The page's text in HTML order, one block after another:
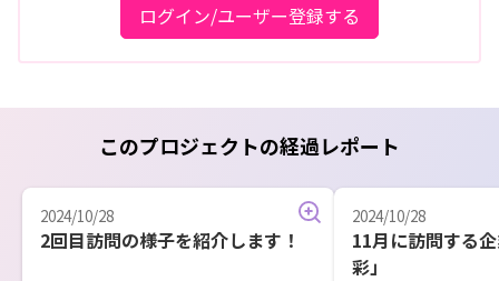
ログイン/ユーザー登録する
このプロジェクトの経過レポート
2024/10/28
2回目訪問の様子を紹介します！
2024/10/28
11月に訪問する
彩」